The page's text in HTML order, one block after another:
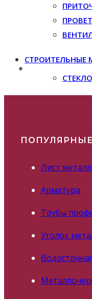
СТРОИТЕЛЬНЫЕ
Лист
Арматура
Трубы
Уголок